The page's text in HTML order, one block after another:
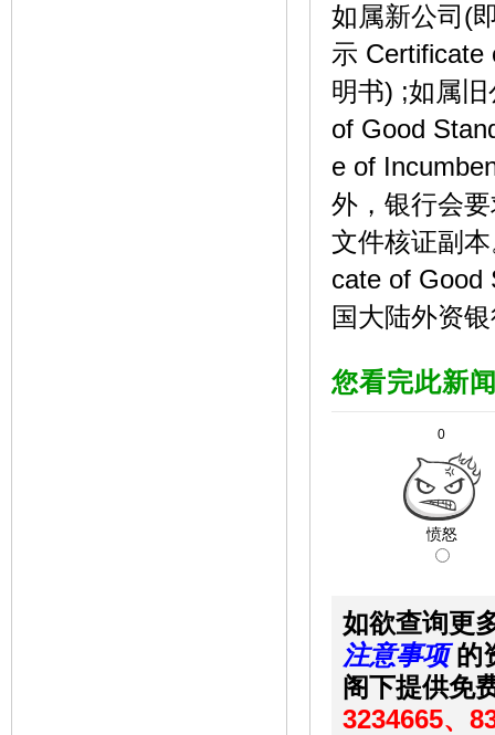
如属新公司(
示 Certificate
明书) ;如属
of Good
e of
外，银行会
文件核证副
cate of Good
国大陆外资
您看完此新
0
愤怒
如欲查询更
注意事项的
阁下提供免
3234665、